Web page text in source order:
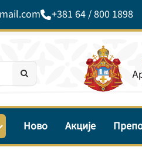
+381 64 / 800 1898
Ново Акције